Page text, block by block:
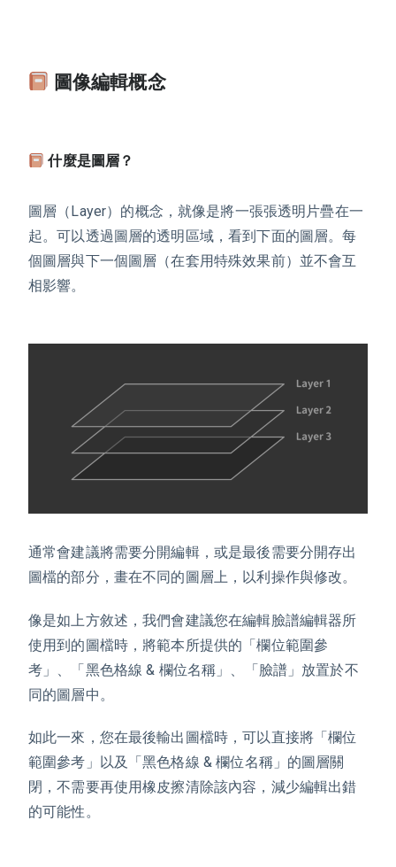
圖像編輯概念
什麼是圖層？
圖層（Layer）的概念，就像是將一張張透明片疊在一
起。可以透過圖層的透明區域，看到下面的圖層。每
個圖層與下一個圖層（在套用特殊效果前）並不會互
相影響。
通常會建議將需要分開編輯，或是最後需要分開存出
圖檔的部分，畫在不同的圖層上，以利操作與修改。
像是如上方敘述，我們會建議您在編輯臉譜編輯器所
使用到的圖檔時，將範本所提供的「欄位範圍參
考」、「黑色格線 & 欄位名稱」、「臉譜」放置於不
同的圖層中。
如此一來，您在最後輸出圖檔時，可以直接將「欄位
範圍參考」以及「黑色格線 & 欄位名稱」的圖層關
閉，不需要再使用橡皮擦清除該內容，減少編輯出錯
的可能性。